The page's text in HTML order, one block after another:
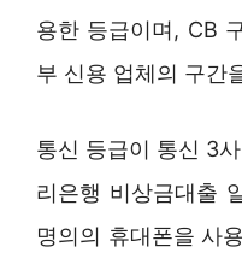
용한 등급이며, CB
부 신용 업체의 구간
통신 등급이 통신 3
리은행 비상금대출
명의의 휴대폰을 사